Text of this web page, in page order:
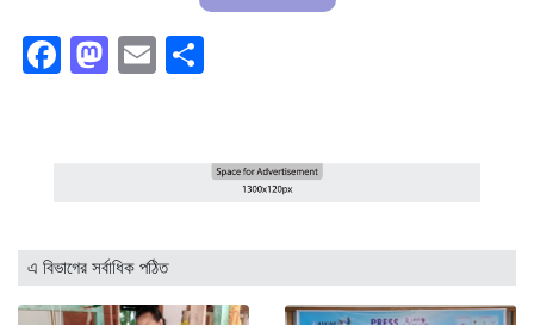
Facebook
Mastodon
Email
এ বিভাগের সর্বাধিক পঠিত